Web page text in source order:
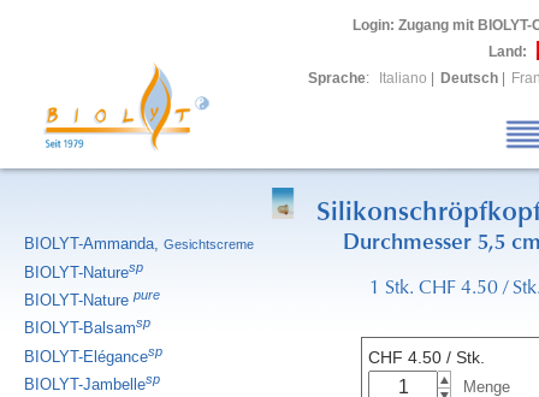
Login: Zugang mit BIOLYT-
Land:
Sprache: Italiano Deutsch
BIOLYT-Ammanda, Gesichtscreme
BIOLYT-Naturesp
BIOLYT-Naturepure
BIOLYT-Balsamsp
BIOLYT-Elégancesp
BIOLYT-Jambellesp
Durchmesser 5,5
1 Stk. CHF 4.50 /
CHF 4.50 / Stk.
Menge